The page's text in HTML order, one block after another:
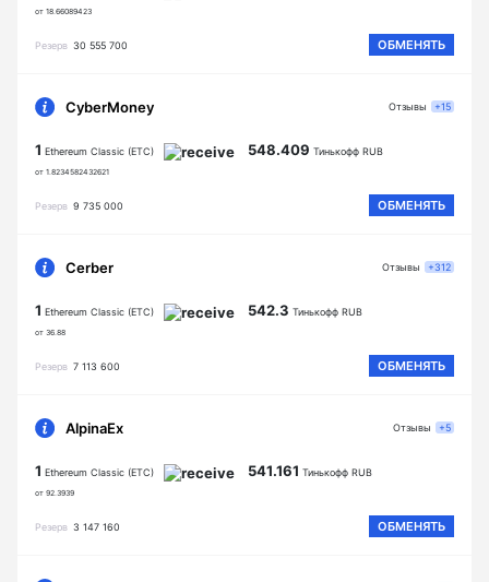
от 18.66089423
Резерв 30 555 700 ОБМЕНЯТЬ
CyberMoney
1 Ethereum Classic (ETC)
от 1.8234582432621
548.409 Тинькофф RUB
Резерв 9 735 000 ОБМЕНЯТЬ
Отзывы +15
Cerber
1 Ethereum Classic (ETC)
от 36.88
542.3 Тинькофф RUB
Резерв 7 113 600 ОБМЕНЯТЬ
Отзывы +312
AlpinaEx
1 Ethereum Classic (ETC)
от 92.3939
541.161 Тинькофф RUB
Резерв 3 147 160 ОБМЕНЯТЬ
Отзывы +5